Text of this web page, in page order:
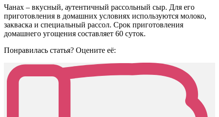
Чанах – вкусный, аутентичный рассольный сыр. Для его
приготовления в домашних условиях используются молоко,
закваска и специальный рассол. Срок приготовления
домашнего угощения составляет 60 суток.
Понравилась статья? Оцените её: